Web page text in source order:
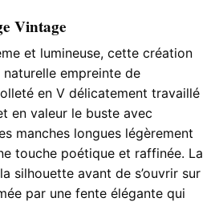
Vintage​
et lumineuse, cette création
empreinte de
en V délicatement travaillé
en valeur le buste avec
manches longues légèrement
touche poétique et raffinée. La
silhouette avant de s’ouvrir sur
par une fente élégante qui